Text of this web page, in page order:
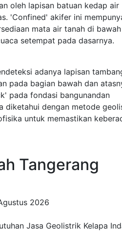
oleh lapisan batuan kedap air
'Confined' akifer ini
mata air tanah di
setempat pada dasarnya.
adanya lapisan
pada bagian bawah dan
pada fondasi bangunandan
diketahui dengan metode
untuk memastikan
Tangerang
2026
Jasa Geolistrik Kelapa